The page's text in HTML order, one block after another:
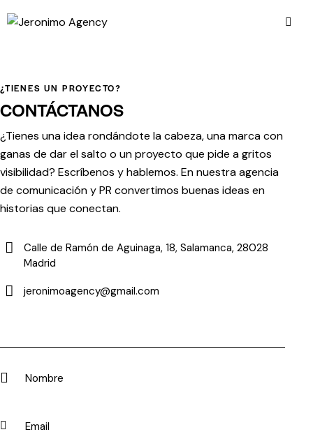
¿TIENES UN PROYECTO?
CONTÁCTANOS
¿Tienes una idea rondándote la cabeza, una marca con
ganas de dar el salto o un proyecto que pide a gritos
visibilidad? Escríbenos y hablemos. En nuestra agencia
de comunicación y PR convertimos buenas ideas en
historias que conectan.
Calle de Ramón de Aguinaga, 18, Salamanca, 28028
Madrid
jeronimoagency@gmail.com